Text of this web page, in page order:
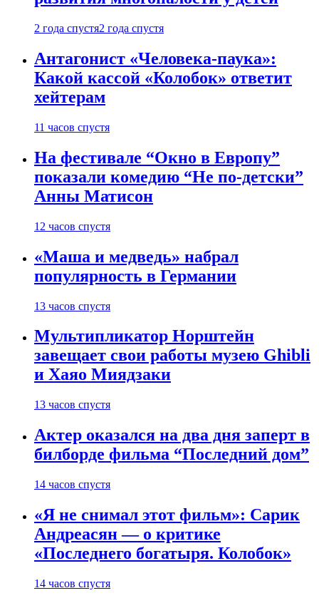
2 года спустя2 года спустя
Антагонист «Человека-паука»:
Какой кассой «Колобок» ответит
хейтерам
11 часов спустя
На фестивале “Окно в Европу”
показали комедию “Не по-детски”
Анны Матисон
12 часов спустя
«Маша и медведь» набрал
популярность в Германии
13 часов спустя
Мультипликатор Норштейн
завещает свои работы музею Ghibli
и Хаяо Миядзаки
13 часов спустя
Актер оказался на два дня заперт в
билборде фильма “Последний дом”
14 часов спустя
«Я не снимал этот фильм»: Сарик
Андреасян — о критике
«Последнего богатыря. Колобок»
14 часов спустя